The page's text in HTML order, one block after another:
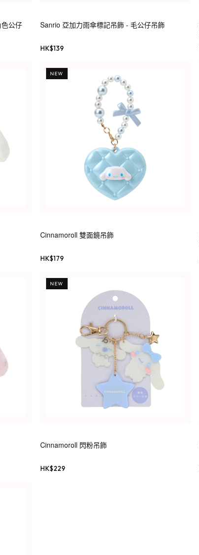
色公仔 Sanrio 亞加力雨傘標記吊飾 - 毛公仔吊飾
HK$139
NEW
Cinnamoroll 雙面鏡吊飾
HK$179
NEW
Cinnamoroll 閃粉吊飾
HK$229